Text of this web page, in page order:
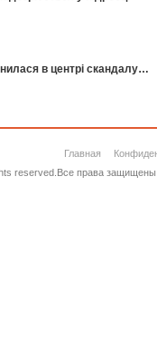
в центрі скандалу…
Главная
reserved.Все права защищены.